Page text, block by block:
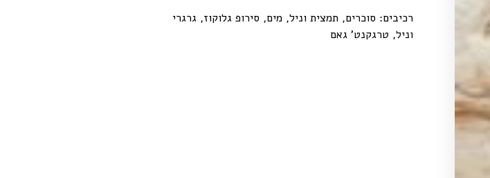
רכיבים: סוכרים, תמצית וניל, מים, סירופ גלוקוז, גרגרי
וניל, טרגקנט’ גאם